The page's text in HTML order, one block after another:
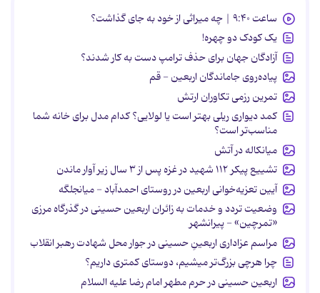
ساعت ۹:۴۰ | چه میراثی از خود به جای گذاشت؟
یک کودک دو چهره!
آزادگان جهان برای حذف ترامپ دست به کار شدند؟
پیاده‌روی جاماندگان اربعین - قم
تمرین رزمی تکاوران ارتش
کمد دیواری ریلی بهتر است یا لولایی؟ کدام مدل برای خانه شما
مناسب‌تر است؟
میانکاله در آتش
تشییع پیکر ۱۱۲ شهید در غزه پس از ۳ سال زیر آوار ماندن
آیین تعزیه‌خوانی اربعین در روستای احمدآباد - میانجلگه
وضعیت تردد و خدمات به زائران اربعین حسینی در گذرگاه مرزی
«تمرچین» - پیرانشهر
مراسم عزاداری اربعینِ حسینی در جوار محل شهادت رهبر انقلاب
چرا هرچی بزرگ‌تر میشیم، دوستای کمتری داریم؟
اربعین حسینی در حرم مطهر امام رضا علیه السلام